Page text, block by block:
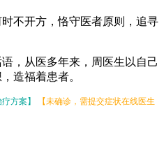
不开方，恪守医者原则，追寻
，从医多年来，周医生以自己
造福着患者。
方案】
【未确诊，需提交症状在线医生